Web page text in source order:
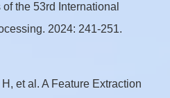
the 53rd International
2024: 241-251.
et al. A Feature Extraction